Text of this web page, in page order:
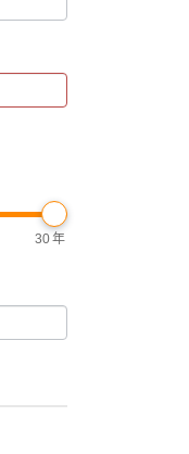
30年